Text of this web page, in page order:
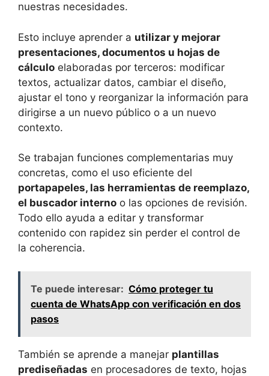
nuestras necesidades.
Esto incluye aprender a utilizar y mejorar
presentaciones, documentos u hojas de
cálculo elaboradas por terceros: modificar
textos, actualizar datos, cambiar el diseño,
ajustar el tono y reorganizar la información para
dirigirse a un nuevo público o a un nuevo
contexto.
Se trabajan funciones complementarias muy
concretas, como el uso eficiente del
portapapeles, las herramientas de reemplazo,
el buscador interno o las opciones de revisión.
Todo ello ayuda a editar y transformar
contenido con rapidez sin perder el control de
la coherencia.
Te puede interesar: Cómo proteger tu
cuenta de WhatsApp con verificación en dos
pasos
También se aprende a manejar plantillas
prediseñadas en procesadores de texto, hojas